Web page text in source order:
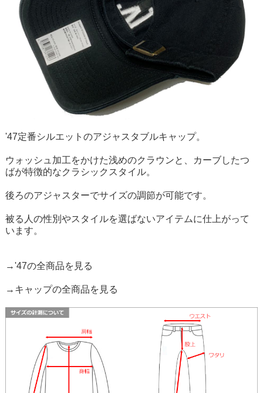
'47定番シルエットのアジャスタブルキャップ。
ウォッシュ加工をかけた浅めのクラウンと、カーブしたつ
ばが特徴的なクラシックスタイル。
後ろのアジャスターでサイズの調節が可能です。
被る人の性別やスタイルを選ばないアイテムに仕上がって
います。
→'47の全商品を見る
→キャップの全商品を見る